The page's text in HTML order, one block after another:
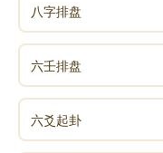
八字排盘
六壬排盘
六爻起卦